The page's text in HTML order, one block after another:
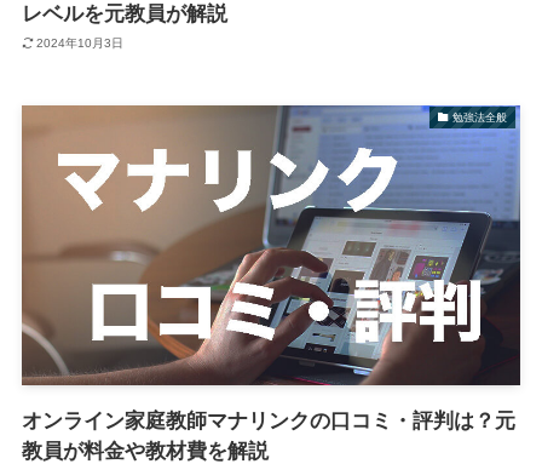
レベルを元教員が解説
2024年10月3日
勉強法全般
オンライン家庭教師マナリンクの口コミ・評判は？元
教員が料金や教材費を解説